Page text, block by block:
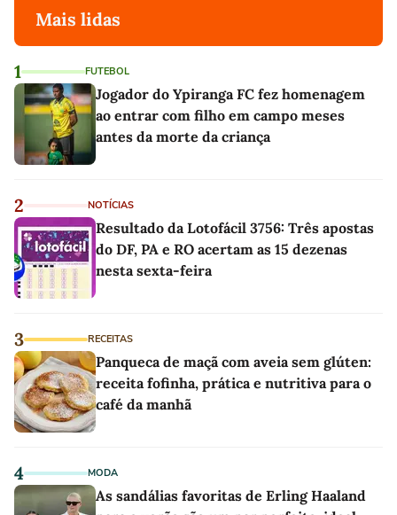
Mais lidas
1 FUTEBOL
Jogador do Ypiranga FC fez homenagem
ao entrar com filho em campo meses
antes da morte da criança
2 NOTÍCIAS
Resultado da Lotofácil 3756: Três apostas
do DF, PA e RO acertam as 15 dezenas
nesta sexta-feira
3 RECEITAS
Panqueca de maçã com aveia sem glúten:
receita fofinha, prática e nutritiva para o
café da manhã
4 MODA
As sandálias favoritas de Erling Haaland